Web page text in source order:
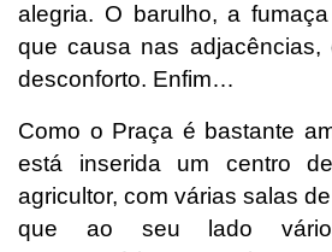
alegria. O barulho, a
que causa nas adjacências,
desconforto. Enfim…
Como o Praça é bastante
está inserida um centro
agricultor, com várias salas
que ao seu lado